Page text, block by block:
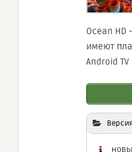
Ocean
имеют
Android